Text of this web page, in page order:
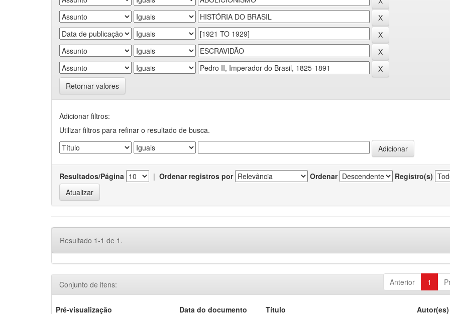
Retornar valores
Adicionar filtros:
Utilizar filtros para refinar o resultado de busca.
Resultados/Página | Ordenar registros por Ordenar Registro(s)
Resultado 1-1 de 1.
Anterior 1
Conjunto de itens:
Pré-visualização Data do documento Título Autor(es)